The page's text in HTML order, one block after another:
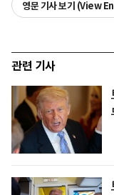
영문 기사 보기 (View
관련 기사